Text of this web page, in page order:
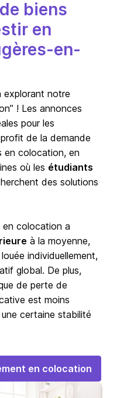
biens
en
en-
explorant notre
! Les annonces
pour les
de la demande
en colocation, en
où les étudiants
des solutions
en colocation a
à la moyenne,
individuellement,
global. De plus,
de perte de
est moins
certaine stabilité
en colocation